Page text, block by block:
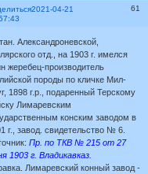
61
2021-04-21
Александроневской,
отд., на 1903 г. имелся
жеребец-производитель
породы по кличке Мил-
1898 г.р., подаренный Терскому
Лимаревским
конским заводом в
г., завод. свидетельство № 6.
Пр. по ТКВ № 215 от 27
1903 г. Владикавказ.
Лимаревский конный завод -